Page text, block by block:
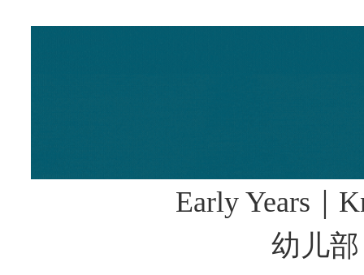
新闻活动
Early Years
幼儿部